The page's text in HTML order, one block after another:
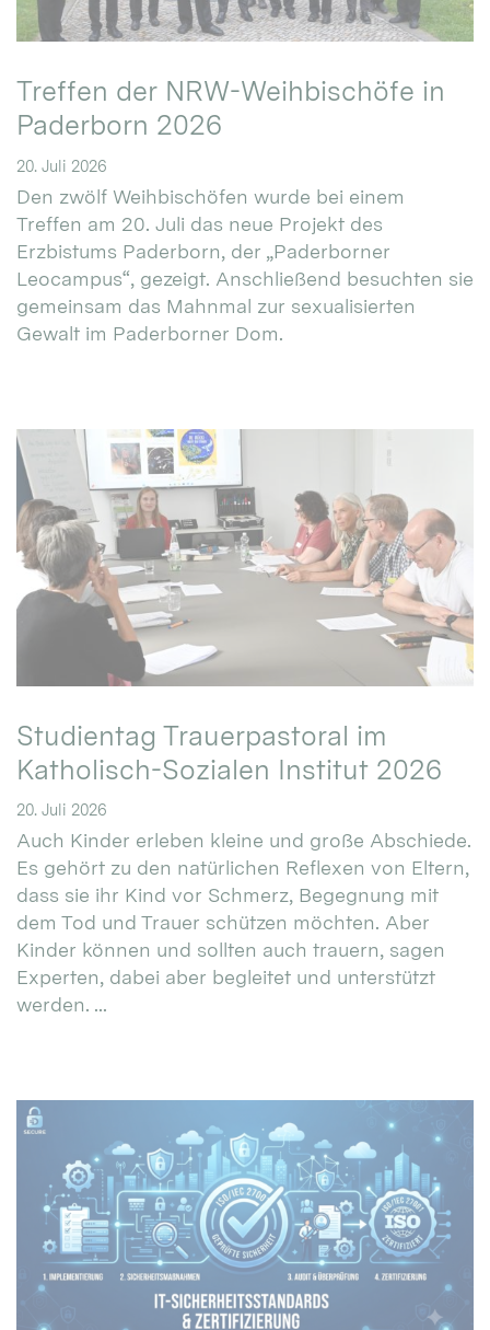
Treffen der NRW-Weihbischöfe in
Paderborn 2026
20. Juli 2026
Den zwölf Weihbischöfen wurde bei einem
Treffen am 20. Juli das neue Projekt des
Erzbistums Paderborn, der „Paderborner
Leocampus“, gezeigt. Anschließend besuchten sie
gemeinsam das Mahnmal zur sexualisierten
Gewalt im Paderborner Dom.
Studientag Trauerpastoral im
Katholisch-Sozialen Institut 2026
20. Juli 2026
Auch Kinder erleben kleine und große Abschiede.
Es gehört zu den natürlichen Reflexen von Eltern,
dass sie ihr Kind vor Schmerz, Begegnung mit
dem Tod und Trauer schützen möchten. Aber
Kinder können und sollten auch trauern, sagen
Experten, dabei aber begleitet und unterstützt
werden. ...